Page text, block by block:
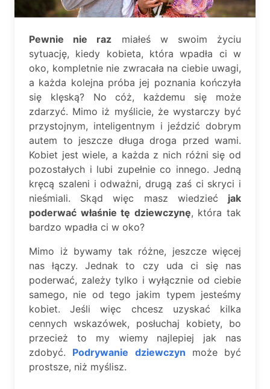
Pewnie nie raz miałeś w swoim życiu
sytuację, kiedy kobieta, która wpadła ci w
oko, kompletnie nie zwracała na ciebie uwagi,
a każda kolejna próba jej poznania kończyła
się klęską? No cóż, każdemu się może
zdarzyć. Mimo iż myślicie, że wystarczy być
przystojnym, inteligentnym i jeździć dobrym
autem to jeszcze długa droga przed wami.
Kobiet jest wiele, a każda z nich różni się od
pozostałych i lubi zupełnie co innego. Jedną
kręcą szaleni i odważni, drugą zaś ci skryci i
nieśmiali. Skąd więc masz wiedzieć jak
poderwać właśnie tę dziewczynę, która tak
bardzo wpadła ci w oko?
Mimo iż bywamy tak różne, jeszcze więcej
nas łączy. Jednak to czy uda ci się nas
poderwać, zależy tylko i wyłącznie od ciebie
samego, nie od tego jakim typem jesteśmy
kobiet. Jeśli więc chcesz uzyskać kilka
cennych wskazówek, posłuchaj kobiety, bo
przecież to my wiemy najlepiej jak nas
zdobyć. Podrywanie dziewczyn może być
prostsze, niż myślisz.